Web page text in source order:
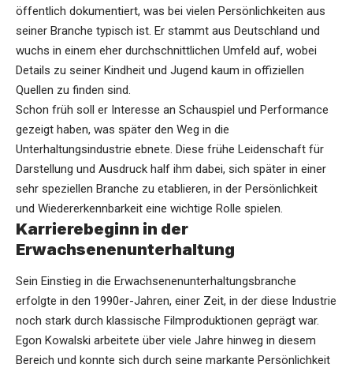
öffentlich dokumentiert, was bei vielen Persönlichkeiten aus
seiner Branche typisch ist. Er stammt aus Deutschland und
wuchs in einem eher durchschnittlichen Umfeld auf, wobei
Details zu seiner Kindheit und Jugend kaum in offiziellen
Quellen zu finden sind.
Schon früh soll er Interesse an Schauspiel und Performance
gezeigt haben, was später den Weg in die
Unterhaltungsindustrie ebnete. Diese frühe Leidenschaft für
Darstellung und Ausdruck half ihm dabei, sich später in einer
sehr speziellen Branche zu etablieren, in der Persönlichkeit
und Wiedererkennbarkeit eine wichtige Rolle spielen.
Karrierebeginn in der
Erwachsenenunterhaltung
Sein Einstieg in die Erwachsenenunterhaltungsbranche
erfolgte in den 1990er-Jahren, einer Zeit, in der diese Industrie
noch stark durch klassische Filmproduktionen geprägt war.
Egon Kowalski arbeitete über viele Jahre hinweg in diesem
Bereich und konnte sich durch seine markante Persönlichkeit